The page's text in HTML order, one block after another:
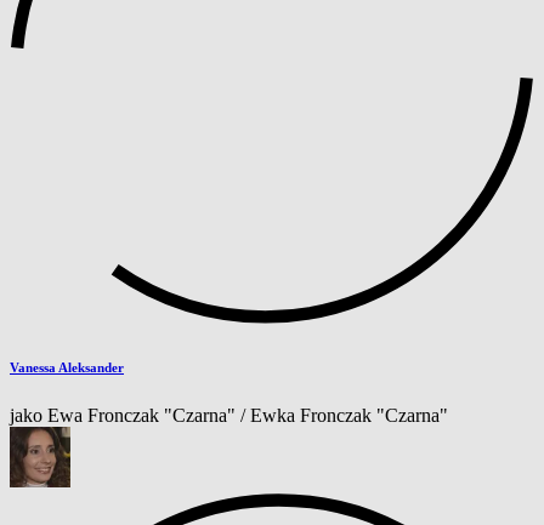
Vanessa Aleksander
jako Ewa Fronczak "Czarna" / Ewka Fronczak "Czarna"